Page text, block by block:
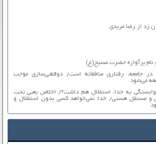
زد از رضا مریدی
نام پرآوازه حضرت مسیح(ع)
در جامعه، رفتاری منافقانه است/ دوقطبی‌سازی موجب
می‌شود
به خدا، استقلال هم داشت؟/ اخلاص یعنی تحت
و مستقل هستی/ خدا نمی‌خواهد کسی بدون استقلال و